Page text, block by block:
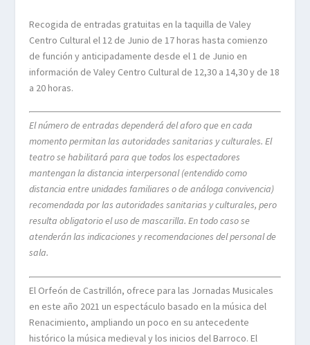
Recogida de entradas gratuitas en la taquilla de Valey
Centro Cultural el 12 de Junio de 17 horas hasta comienzo
de función y anticipadamente desde el 1 de Junio en
información de Valey Centro Cultural de 12,30 a 14,30 y de 18
a 20 horas.
El número de entradas dependerá del aforo que en cada
momento permitan las autoridades sanitarias y culturales. El
teatro se habilitará para que todos los espectadores
mantengan la distancia interpersonal (entendido como
distancia entre unidades familiares o de análoga convivencia)
recomendada por las autoridades sanitarias y culturales, pero
resulta obligatorio el uso de mascarilla. En todo caso se
atenderán las indicaciones y recomendaciones del personal de
sala.
El Orfeón de Castrillón, ofrece para las Jornadas Musicales
en este año 2021 un espectáculo basado en la música del
Renacimiento, ampliando un poco en su antecedente
histórico la música medieval y los inicios del Barroco. El